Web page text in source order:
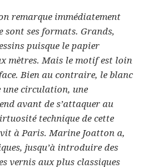
remarque immédiatement
sont ses formats. Grands,
puisque le papier
mètres. Mais le motif est loin
Bien au contraire, le blanc
une circulation, une
avant de s’attaquer au
technique de cette
à Paris. Marine Joatton a,
jusqu’à introduire des
vernis aux plus classiques